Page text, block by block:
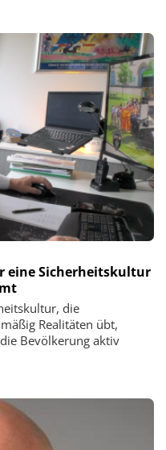
eine Sicherheitskultur
die
Realitäten übt,
Bevölkerung aktiv